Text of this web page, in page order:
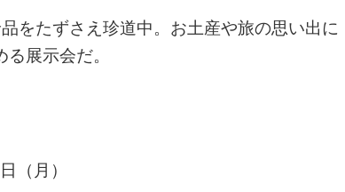
をたずさえ珍道中。お土産や旅の思い出に
展示会だ。
（月）